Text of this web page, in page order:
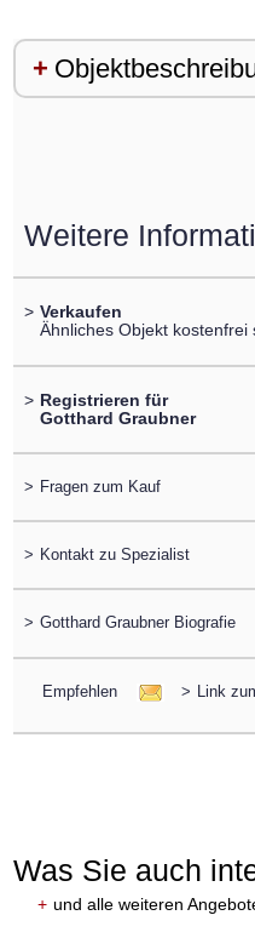
Weitere
> Verkaufen
Ähnliches Objekt kostenfrei
> Registrieren für
Gotthard Graubner
> Fragen zum Kauf
> Kontakt zu Spezialist
> Gotthard Graubner Biografie
Empfehlen > Link
Was Sie auch
+ und alle weiteren